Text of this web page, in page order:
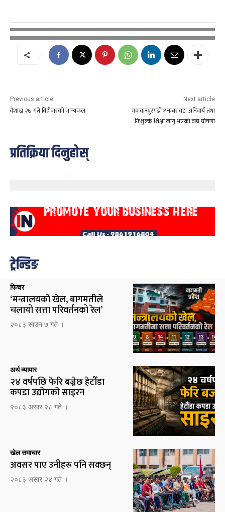
Previous article
वैशाख २७ गते बिहीवारको भाग्यफल
Next article
मकवानपुरगढी १ नम्बर वडा अनिवार्य तथा
निःशुल्क शिक्षा लागु भएको वडा घोषणा
प्रतिक्रिया दिनुहोस्
ट्रेन्डिङ
फिचर
‘मन्त्रालयको खेल, बागमतीले
चलायो सत्ता परिवर्तनको रेल’
२०८३ साउन ७ गते ।
अर्थ व्यापार
२४ वर्षपछि फेरि बज्नेछ हेटौँडा
कपडा उद्योगको साइरन
२०८३ असार २८ गते ।
खेल समाचार
अवसर पाए उनीहरू पनि सक्छन्
२०८३ असार २४ गते ।